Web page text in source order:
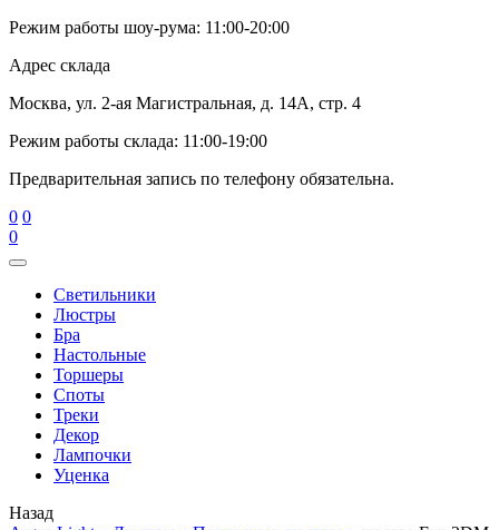
Режим работы шоу-рума: 11:00-20:00
Адрес склада
Москва, ул. 2-ая Магистральная, д. 14А, стр. 4
Режим работы склада: 11:00-19:00
Предварительная запись по телефону обязательна.
0 0
0
Cветильники
Люстры
Бра
Настольные
Торшеры
Споты
Треки
Декор
Лампочки
Уценка
Назад